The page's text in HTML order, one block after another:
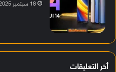
18 سبتمبر 2025
أخر التعليقات